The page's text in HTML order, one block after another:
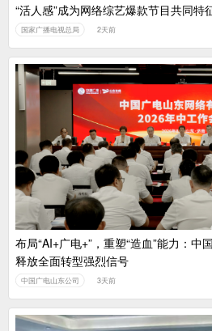
“活人感”成为网络综艺爆款节目共同特
国家广播电视总局 2天前
布局“AI+广电+”，重塑“造血”能力：中
释放全面转型强烈信号
中国广电山东公司 3天前